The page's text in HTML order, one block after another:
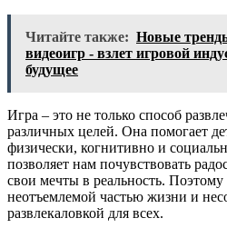
Читайте также: Новые
видеоигр - взлет игровой
будущее
Игра – это не только способ
различных целей. Она помогает
физически, когнитивно и
позволяет нам почувствовать
свои мечты в реальность. Поэтому
неотъемлемой частью жизни и
развлекаловкой для всех.